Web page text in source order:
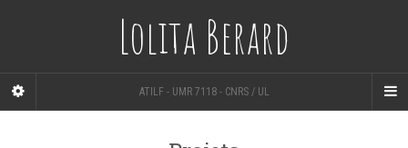
Lolita Berard
ATILF - UMR 7118 - CNRS / UL